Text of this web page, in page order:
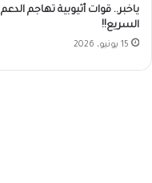
ياخبر.. قوات أثيوبية تهاجم الدعم
السريع!!
15 يونيو، 2026